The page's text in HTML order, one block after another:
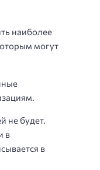
наиболее
могут
не будет.
в
в